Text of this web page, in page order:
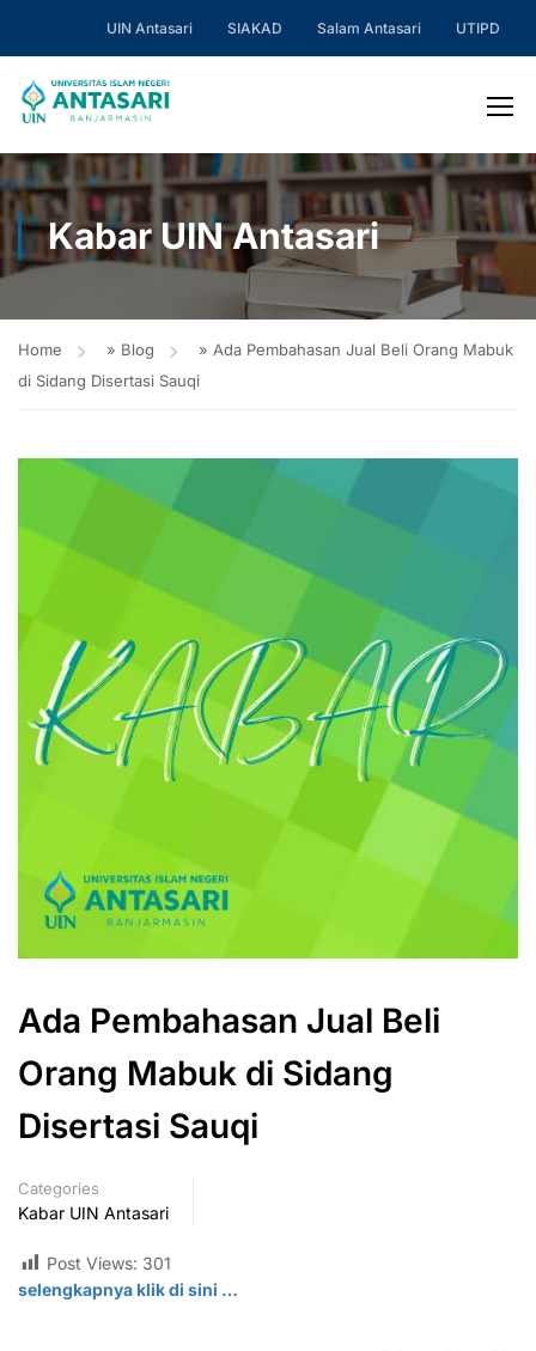
UIN Antasari SIAKAD Salam Antasari UTIPD
Kabar UIN Antasari
Home » Blog » Ada Pembahasan Jual Beli Orang Mabuk
di Sidang Disertasi Sauqi
Ada Pembahasan Jual Beli
Orang Mabuk di Sidang
Disertasi Sauqi
Categories
Kabar UIN Antasari
Post Views: 301
selengkapnya klik di sini …